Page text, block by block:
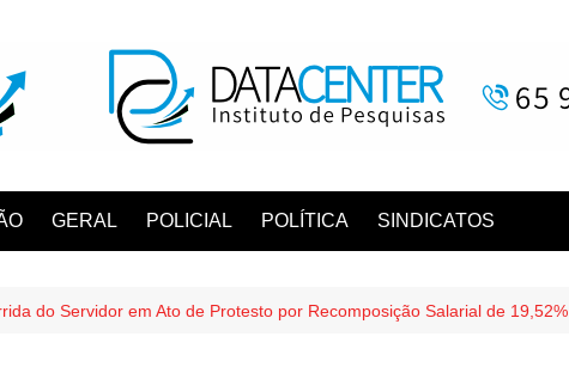
GERAL POLICIAL POLÍTICA SINDICATOS
do Servidor em Ato de Protesto por Recomposição Salarial de 19,52%